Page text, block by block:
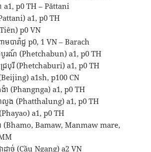
a1, p0 TH – Păttani
a1, p0 TH
p0 VN
បារ៉ាជ្ញ p0, 1 VN – Barach
បូរណ៍ (Phetchabun) a1, p0 TH
របុរី (Phetchaburi) a1, p0 TH
a1sh, p100 CN
ា (Phangnga) a1, p0 TH
លូង (Phatthalung) a1, p0 TH
a1, p0 TH
(Bhamo, Bamaw, Manmaw mare,
ដាច់ (Cầu Ngang) a2 VN